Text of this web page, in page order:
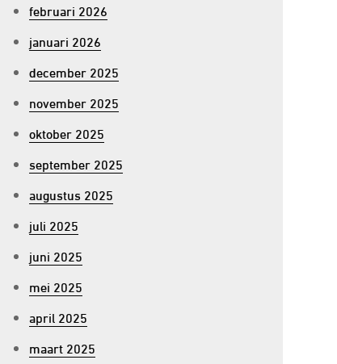
februari 2026
januari 2026
december 2025
november 2025
oktober 2025
september 2025
augustus 2025
juli 2025
juni 2025
mei 2025
april 2025
maart 2025